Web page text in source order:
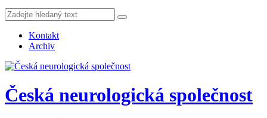
Kontakt
Archiv
Česká neurologická společnost